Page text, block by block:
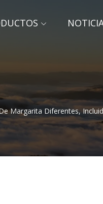
Margarita Diferentes,